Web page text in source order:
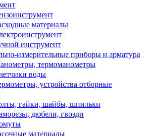
материалы
инструмент
измерительные приборы и арматура
термоманометры
воды
устройства отборные
гайки, шайбы, шпильки
дюбели, гвозди
материалы